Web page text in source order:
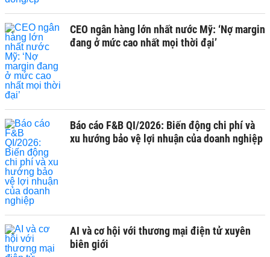
CEO ngân hàng lớn nhất nước Mỹ: ‘Nợ margin
đang ở mức cao nhất mọi thời đại’
Báo cáo F&B QI/2026: Biến động chi phí và
xu hướng bảo vệ lợi nhuận của doanh nghiệp
AI và cơ hội với thương mại điện tử xuyên
biên giới